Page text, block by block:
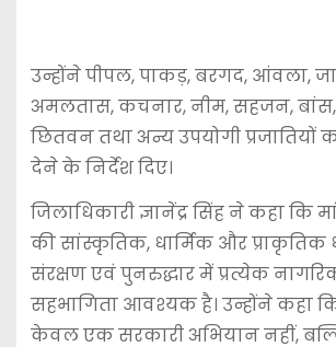
उन्होंने पीपल, पाकड़, बरगद, आंवला,
अमलतास, कचनार, नीम, सहजन,
छितवन तथा अन्य उपयोगी प्रजातियों
देने के निर्देश दिए।
जिलाधिकारी ज्ञानेंद्र सिंह ने कहा कि
की सांस्कृतिक, धार्मिक और प्राकृतिक
संरक्षण एवं पुनरुद्धार में प्रत्येक
सहभागिता आवश्यक है। उन्होंने कहा
केवल एक सरकारी अभियान नहीं,